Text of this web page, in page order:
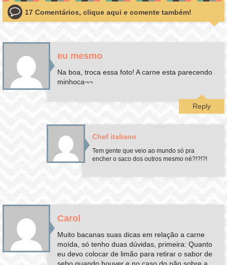
17 Comentários, clique aqui e comente também!
eu mesmo
Na boa, troca essa foto! A carne esta parecendo
minhoca¬¬
Reply
Chef italiano
Tem gente que veio ao mundo só pra
encher o saco dos outros mesmo né?!?!?!
Carol
Muito bacanas suas dicas em relação a carne
moída, só tenho duas dúvidas, primeira: Quanto
eu devo colocar de limão para retirar o sabor de